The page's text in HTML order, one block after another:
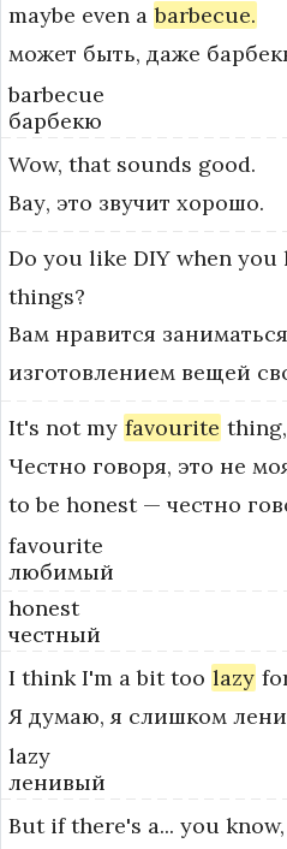
maybe even a barbecue.
может быть, даже
barbecue
барбекю
Wow, that sounds good.
Вау, это звучит хорошо.
Do you like DIY when you
things?
Вам нравится
изготовлением вещей
It's not my favourite thing,
Честно говоря, это не
to be honest — честно
favourite
любимый
honest
честный
I think I'm a bit too lazy
Я думаю, я слишком
lazy
ленивый
But if there's a... you know,